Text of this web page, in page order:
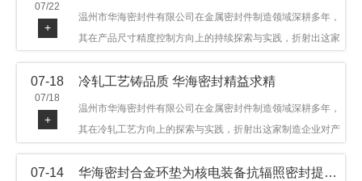
07/22
+
温州市华海密封件有限公司在金属密封件制造领域深耕多年，
其在产品尺寸精度控制方向上的持续探索与实践，折射出这家
产品，广泛应用于石油机械、管道法兰、采油树、井口装置等
领域。本文从尺寸精度的技术内涵及企业工艺积累等角度，呈
现华海密封在该领域的务实探索与稳步发展。
07-18
07/18
+
冷轧工艺铸品质 华海密封精益求精
温州市华海密封件有限公司在金属密封件制造领域深耕多年，
其在冷轧工艺方向上的探索与实践，折射出这家制造企业对产
品，广泛应用于石油机械、管道法兰、采油树、井口装置等领
07-14 华海密封合金环垫为核电装备抗辐照密封提供可靠保障